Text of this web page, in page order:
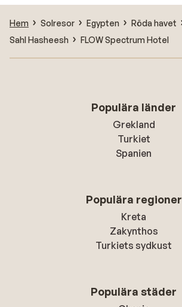
Hem Solresor Egypten
Röda havet
Sahl Hasheesh
FLOW Spectrum Hotel
Populära länder
Grekland
Turkiet
Spanien
Populära regioner
Kreta
Zakynthos
Turkiets sydkust
Populära städer